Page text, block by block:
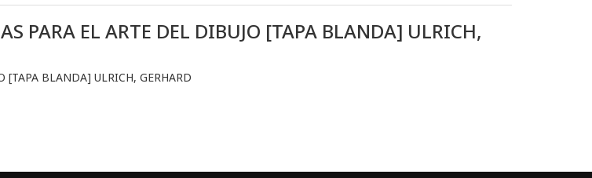
PARA EL ARTE DEL DIBUJO [TAPA BLANDA] ULRICH,
[TAPA BLANDA] ULRICH, GERHARD